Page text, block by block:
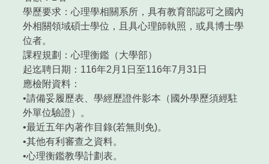
學歷要求：心理學相關系所，具有教育部認可之國內
外相關領域碩士學位，且具心理師執照，或具博士學
位者。
課程規劃：心理衡鑑（大學部）
起迄聘日期：116年2月1日至116年7月31日
應檢附資料：
•請備妥履歷表、學經歷證件影本（國外學歷須經駐
外單位驗證）。
•最近五年內著作目錄(若無則免)。
•其他有利審查之資料。
•心理衡鑑教學計劃表。